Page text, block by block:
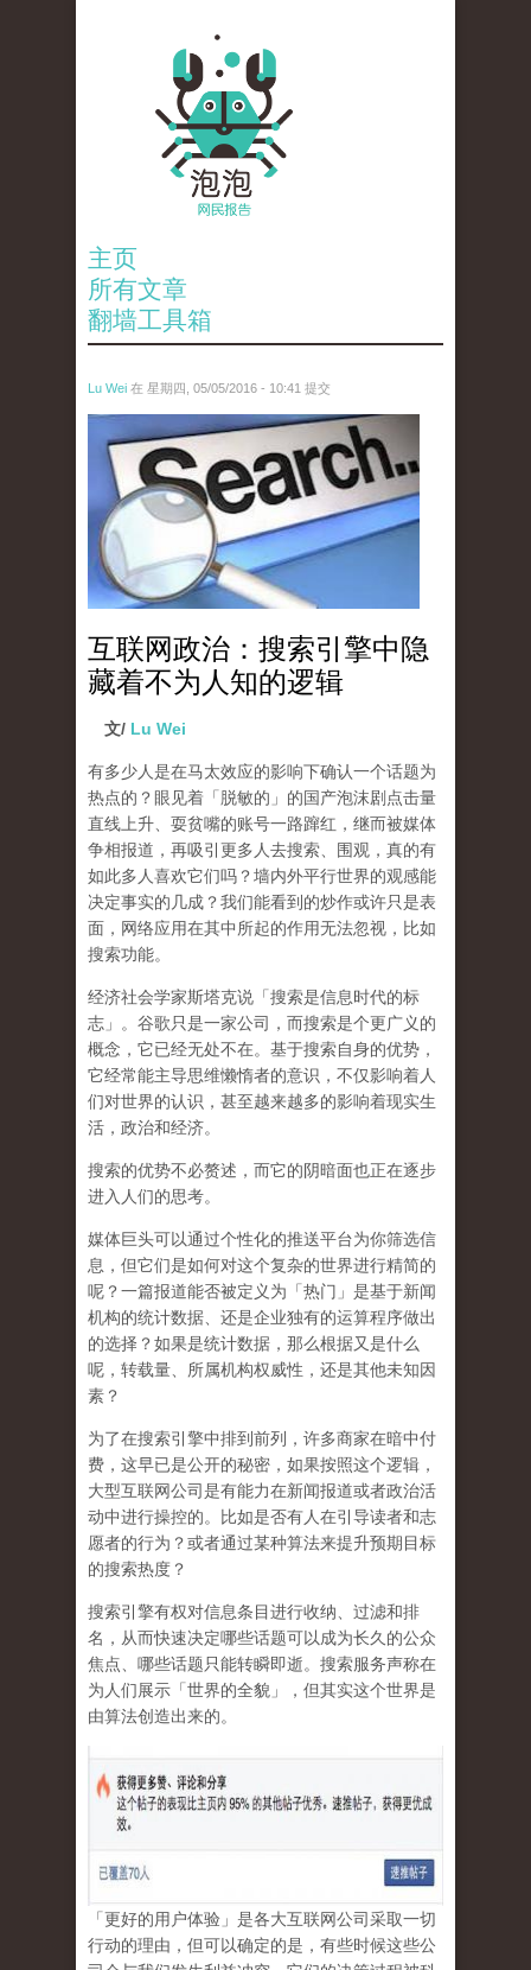
主页
所有文章
翻墙工具箱
Lu Wei 在 星期四, 05/05/2016 - 10:41 提交
wen_tou_tu_3.jpeg
互联网政治：搜索引擎中隐
藏着不为人知的逻辑
文/ Lu Wei
有多少人是在马太效应的影响下确认一个话题为
热点的？眼见着「脱敏的」的国产泡沫剧点击量
直线上升、耍贫嘴的账号一路蹿红，继而被媒体
争相报道，再吸引更多人去搜索、围观，真的有
如此多人喜欢它们吗？墙内外平行世界的观感能
决定事实的几成？我们能看到的炒作或许只是表
面，网络应用在其中所起的作用无法忽视，比如
搜索功能。
经济社会学家斯塔克说「搜索是信息时代的标
志」。谷歌只是一家公司，而搜索是个更广义的
概念，它已经无处不在。基于搜索自身的优势，
它经常能主导思维懒惰者的意识，不仅影响着人
们对世界的认识， 甚至越来越多的影响着现实生
活，政治和经济。
搜索的优势不必赘述，而它的阴暗面也正在逐步
进入人们的思考。
媒体巨头可以通过个性化的推送平台为你筛选信
息，但它们是如何对这个复杂的世界进行精简的
呢？一篇报道能否被定义为「热门」是基于新闻
机构的统计数据、还是企业独有的运算程序做出
的选择？如果是统计数据，那么根据又是什么
呢，转载量、所属机构权威性，还是其他未知因
素？
为了在搜索引擎中排到前列，许多商家在暗中付
费，这早已是公开的秘密，如果按照这个逻辑，
大型互联网公司是有能力在新闻报道或者政治活
动中进行操控的。比如是否有人在引导读者和志
愿者的行为？或者通过某种算法来提升预期目标
的搜索热度？
搜索引擎有权对信息条目进行收纳、过滤和排
名，从而快速决定哪些话题可以成为长久的公众
焦点、哪些话题只能转瞬即逝。搜索服务声称在
为人们展示「世界的全貌」，但其实这个世界是
由算法创造出来的。
「更好的用户体验」是各大互联网公司采取一切
行动的理由，但可以确定的是，有些时候这些公